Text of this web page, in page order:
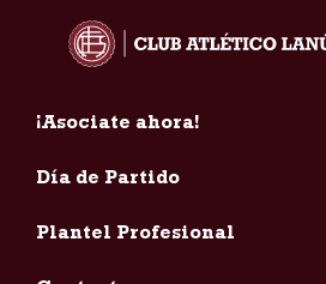
¡Asociate ahora!
Día de Partido
Plantel Profesional